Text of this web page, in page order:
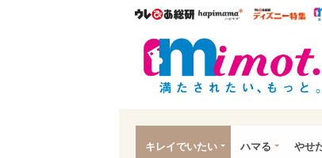
ウレぴあ総研ハピママ*
キレイでいたい ハマる やせ